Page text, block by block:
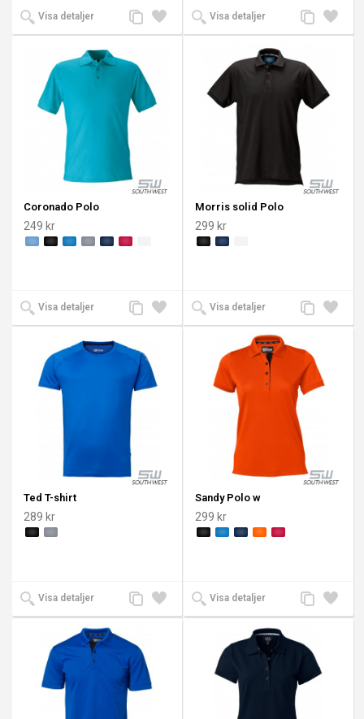
Visa detaljer
Lägg
till i
Lägg
till
Visa detaljer
Lägg
till i
Lägg
till
Coronado Polo
249 kr
Visa detaljer
Lägg
till i
Lägg
till
Morris solid Polo
299 kr
Visa detaljer
Lägg
till i
Lägg
till
Ted T-shirt
289 kr
Visa detaljer
Lägg
till i
Lägg
till
Sandy Polo w
299 kr
Visa detaljer
Lägg
till i
Lägg
till